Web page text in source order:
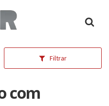
inicial
Filtrar
com